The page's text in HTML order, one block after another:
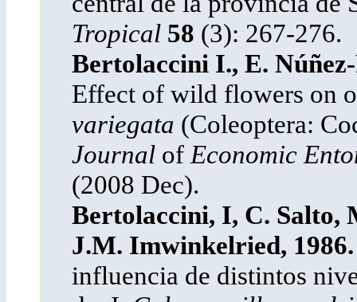
Tropical 58 (3): 267-276.
Bertolaccini I., E.
Effect of wild flowers on
variegata (Coleoptera:
Journalof Economic
(2008 Dec).
Bertolaccini, I, C. Salto,
J.M. Imwinkelried, 1986.
influencia de distintos